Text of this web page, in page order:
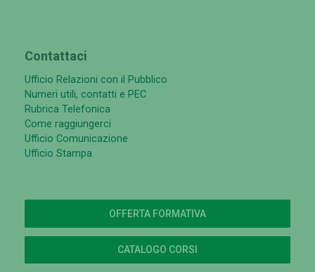
Contattaci
Ufficio Relazioni con il Pubblico
Numeri utili, contatti e PEC
Rubrica Telefonica
Come raggiungerci
Ufficio Comunicazione
Ufficio Stampa
OFFERTA FORMATIVA
CATALOGO CORSI